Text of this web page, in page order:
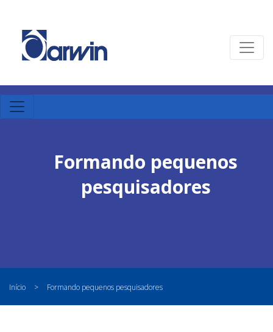
Formando pequenos
pesquisadores
Início > Formando pequenos pesquisadores